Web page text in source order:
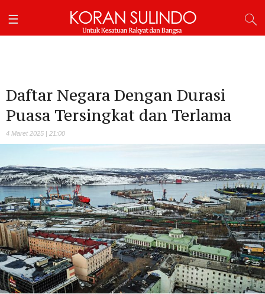
Daftar Negara Dengan Durasi
Puasa Tersingkat dan Terlama
4 Maret 2025 | 21:00